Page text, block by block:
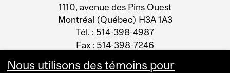
1110, avenue des Pins Ouest
Montréal (Québec) H3A 1A3
Tél. : 514-398-4987
Fax : 514-398-7246
Nous utilisons des témoins pour